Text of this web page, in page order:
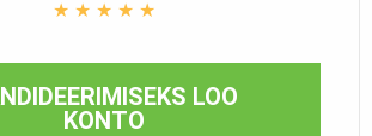
★ ★ ★ ★ ★
LOO
KONTO